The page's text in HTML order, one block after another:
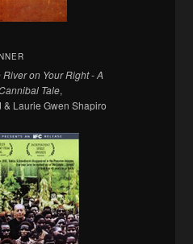
River on Your Right - A
Tale,
& Laurie Gwen Shapiro